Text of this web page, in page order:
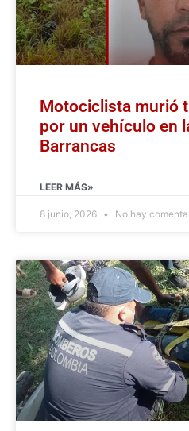
Motociclista murió
por un vehículo en
Barrancas
LEER MÁS»
8 junio, 2026 No hay